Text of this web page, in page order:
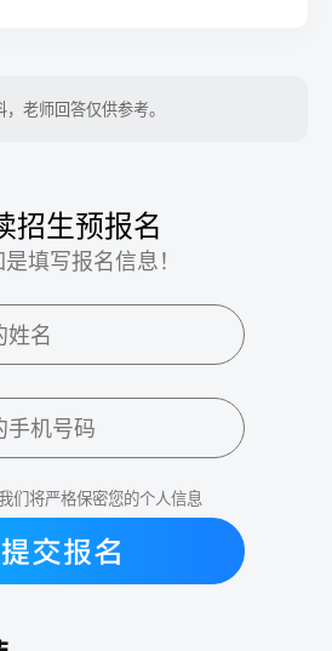
老师回答仅供参考。
招生预报名
填写报名信息！
们将严格保密您的个人信息